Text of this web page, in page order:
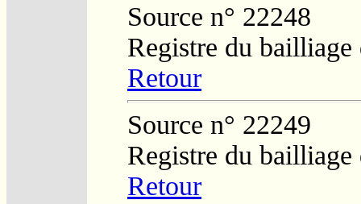
Source n° 22248
Registre du bailliage
Retour
Source n° 22249
Registre du bailliage
Retour